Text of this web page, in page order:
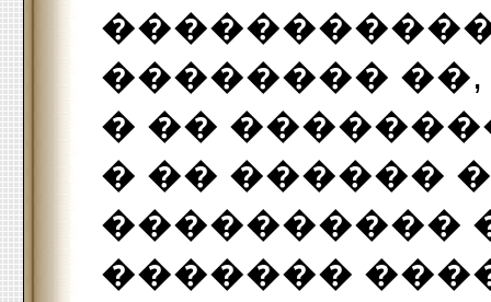
��������
� ��
� �� ������
����������
�������